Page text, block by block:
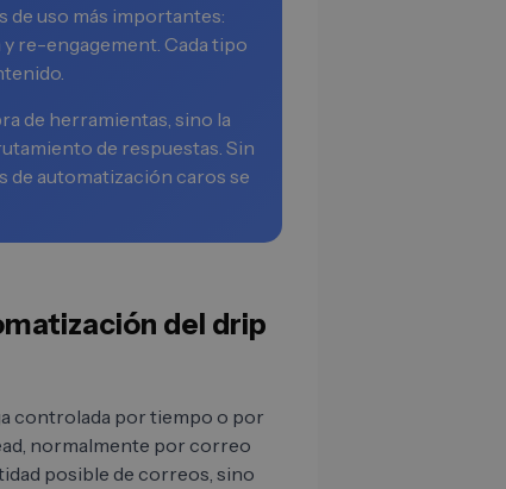
de uso más importantes:
re-engagement. Cada tipo
de herramientas, sino la
de respuestas. Sin
automatización caros se
del drip
controlada por tiempo o por
normalmente por correo
posible de correos, sino